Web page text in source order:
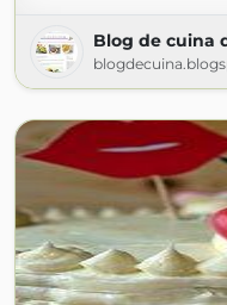
Blog de cuina